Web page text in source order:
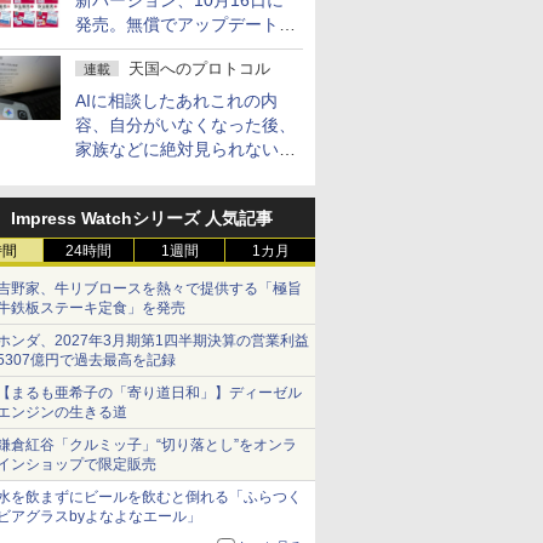
発売。無償でアップデートを
提供する早期購入キャンペー
ンも
連載 天国へのプロトコル
AIに相談したあれこれの内
容、自分がいなくなった後、
家族などに絶対見られないよ
Impress Watchシリーズ 人気記事
24時間 1週間 1カ月
野家、牛リブロースを熱々で提供する「極旨
鉄板ステーキ定食」を発売
ンダ、2027年3月期第1四半期決算の営業利益
億円で過去最高を記録
まるも亜希子の「寄り道日和」】ディーゼル
ンジンの生きる道
倉紅谷「クルミッ子」“切り落とし”をオンラ
ンショップで限定販売
を飲まずにビールを飲むと倒れる「ふらつく
アグラスbyよなよなエール」